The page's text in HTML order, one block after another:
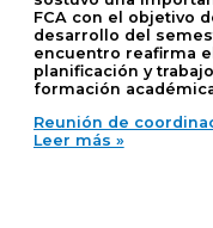
FCA con el objetivo
desarrollo del
encuentro reafirma
planificación y
formación
Reunión de
Leer más »